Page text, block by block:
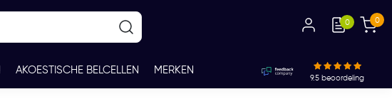
0 0
AKOESTISCHE BELCELLEN MERKEN
9.5 beoordeling